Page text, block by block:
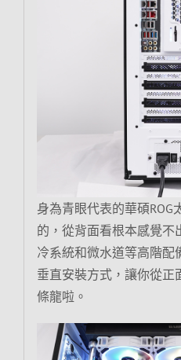
身為青眼代表的華碩
的，從背面看根本感覺不
冷系統和微水道等高階配
垂直安裝方式，讓你從正
條龍啦。